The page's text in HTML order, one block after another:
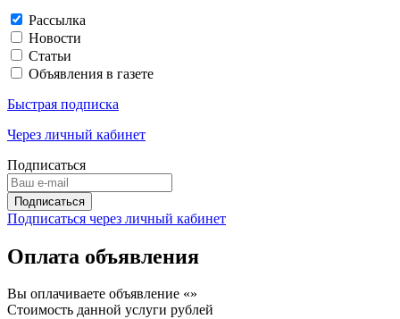
Рассылка
Новости
Статьи
Объявления в газете
Быстрая подписка
Через личный кабинет
Подписаться
Подписаться через личный кабинет
Оплата объявления
Вы оплачиваете объявление «»
Стоимость данной услуги рублей